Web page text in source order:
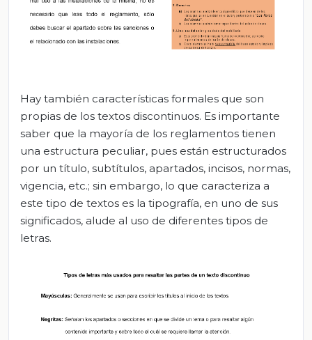
Hay también características formales que son
propias de los textos discontinuos. Es importante
saber que la mayoría de los reglamentos tienen
una estructura peculiar, pues están estructurados
por un título, subtítulos, apartados, incisos, normas,
vigencia, etc.; sin embargo, lo que caracteriza a
este tipo de textos es la tipografía, en uno de sus
significados, alude al uso de diferentes tipos de
letras.